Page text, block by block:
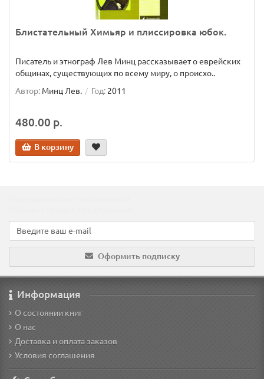
Блистательный Химьяр и плиссировка юбок.
Писатель и этнограф Лев Минц рассказывает о еврейских
общинах, существующих по всему миру, о происхо..
Автор: Минц Лев. Год: 2011
480.00 р.
В корзину
Оформить подписку
Информация
О состоянии книг
О нас
Доставка и оплата заказов
Условия соглашения